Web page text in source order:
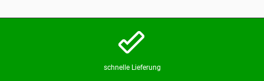
schnelle Lieferung